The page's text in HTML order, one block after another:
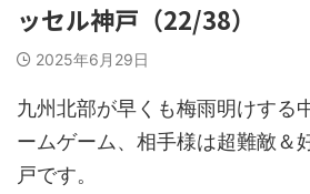
ッセル神戸（22/38）
2025年6月29日
九州北部が早くも梅雨明けする
ームゲーム、相手様は超難敵＆
戸です。